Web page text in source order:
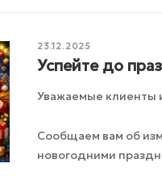
23.12.2025
Успейте до
Уважаемые клиенты
Сообщаем вам об
новогодними